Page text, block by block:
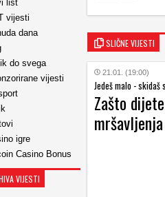
list
vijesti
dana
do svega
vijesti
igre
Casino Bonus
VIJESTI
SLIČNE VIJESTI
21.01. (19:00)
Jedeš malo -
Zašto
mršavljenja